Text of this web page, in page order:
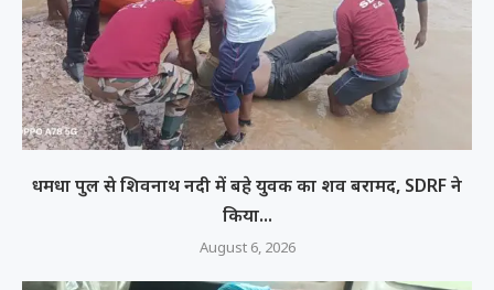
धमधा पुल से शिवनाथ नदी में बहे युवक का शव बरामद, SDRF ने
किया...
August 6, 2026